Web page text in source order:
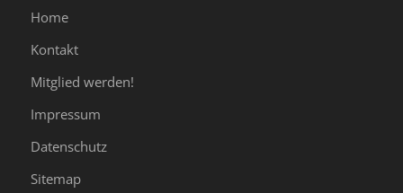
Home
Kontakt
Mitglied werden!
Impressum
Datenschutz
Sitemap